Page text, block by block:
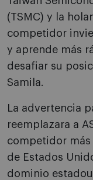
(TSMC) y la
competidor
y aprende más
desafiar su
Samila.
La advertencia
reemplazara a
competidor
de Estados
dominio